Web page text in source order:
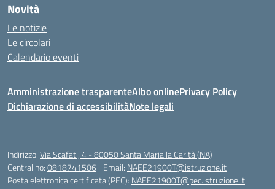
Novità
Le notizie
Le circolari
Calendario eventi
Amministrazione trasparenteAlbo onlinePrivacy Policy
Dichiarazione di accessibilitàNote legali
Indirizzo:Via Scafati, 4 - 80050 Santa Maria la Carità (NA)
Centralino:0818741506 Email: NAEE21900T@istruzione.it
Posta elettronica certificata (PEC): NAEE21900T@pec.istruzione.it